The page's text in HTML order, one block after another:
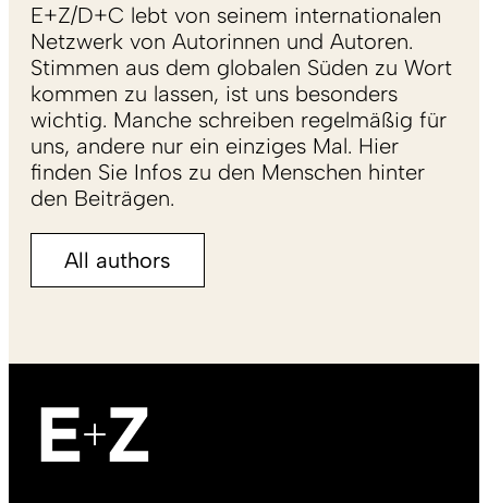
E+Z/D+C lebt von seinem internationalen
Netzwerk von Autorinnen und Autoren.
Stimmen aus dem globalen Süden zu Wort
kommen zu lassen, ist uns besonders
wichtig. Manche schreiben regelmäßig für
uns, andere nur ein einziges Mal. Hier
finden Sie Infos zu den Menschen hinter
den Beiträgen.
All authors